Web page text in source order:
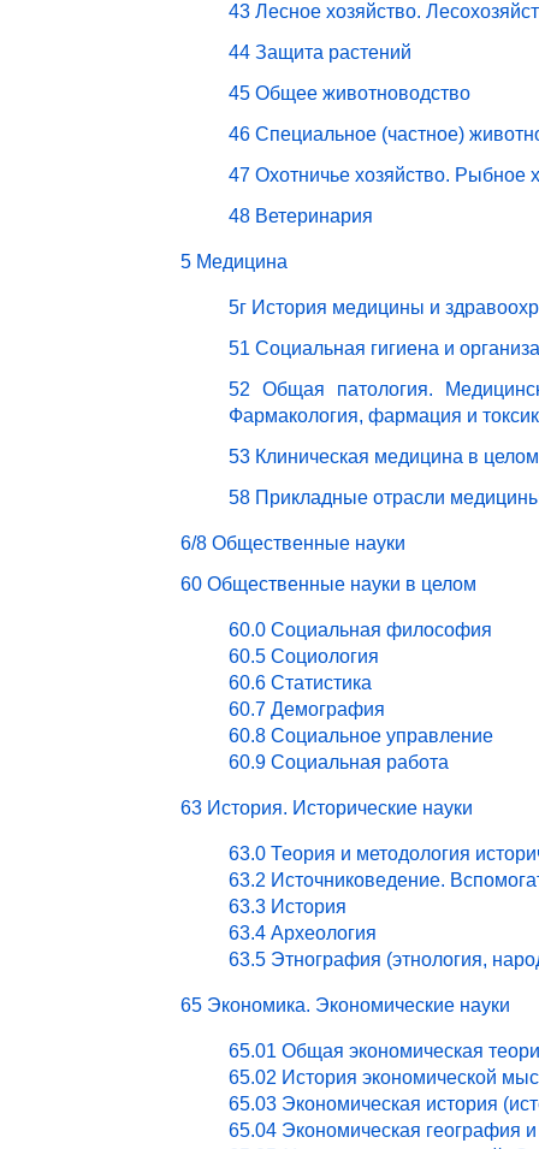
43 Лесное хозяйство.
44 Защита растений
45 Общее животноводство
46 Специальное (частное)
47 Охотничье хозяйство. Рыбное
48 Ветеринария
5 Медицина
5г История медицины и
51 Социальная гигиена и
52 Общая патология.
Фармакология, фармация и
53 Клиническая медицина в целом
58 Прикладные отрасли
6/8 Общественные науки
60 Общественные науки в целом
60.0 Социальная философия
60.5 Социология
60.6 Статистика
60.7 Демография
60.8 Социальное управление
60.9 Социальная работа
63 История. Исторические науки
63.0 Теория и методология
63.2 Источниковедение.
63.3 История
63.4 Археология
63.5 Этнография (этнология,
65 Экономика. Экономические науки
65.01 Общая экономическая
65.02 История экономической
65.03 Экономическая история
65.04 Экономическая география